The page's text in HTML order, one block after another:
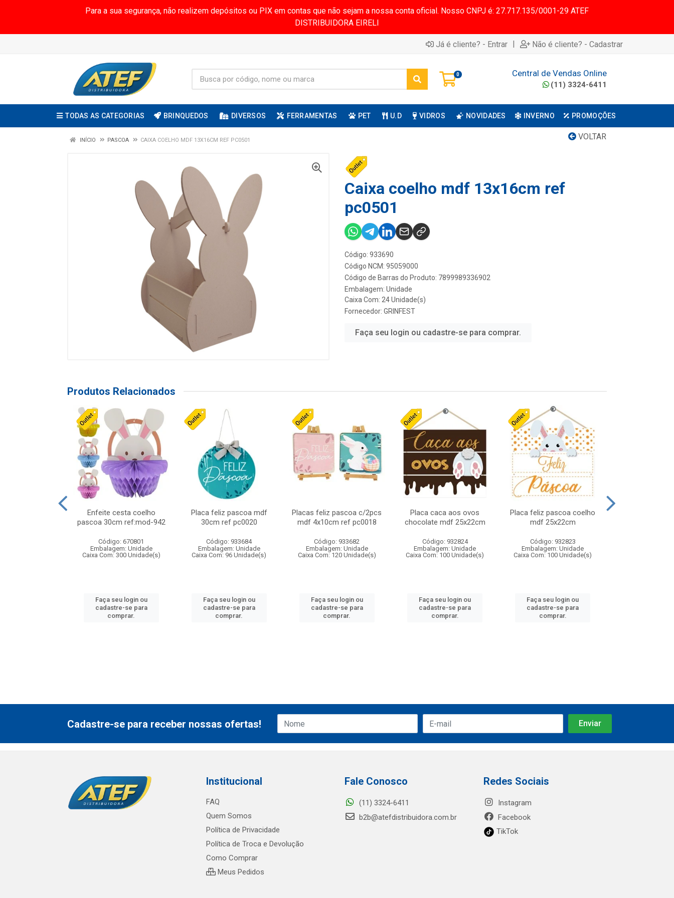
Para a sua segurança, não realizem depósitos ou PIX em contas que não sejam a nossa conta oficial. Nosso CNPJ é: 27.717.135/0001-29 ATEF
DISTRIBUIDORA EIRELI
Já é cliente? - Entrar | Não é cliente? - Cadastrar
0 Central de Vendas Online
(11) 3324-6411
TODAS AS CATEGORIAS BRINQUEDOS DIVERSOS FERRAMENTAS PET U.D VIDROS NOVIDADES INVERNO PROMOÇÕES
VOLTAR
INÍCIO PASCOA CAIXA COELHO MDF 13X16CM REF PC0501
Caixa coelho mdf 13x16cm ref
pc0501
Código: 933690
Código NCM: 95059000
Código de Barras do Produto: 7899989336902
Embalagem: Unidade
Caixa Com: 24 Unidade(s)
Fornecedor: GRINFEST
Faça seu login ou cadastre-se para comprar.
Produtos Relacionados
Enfeite cesta coelho
pascoa 30cm ref:mod-942
Código: 670801
Embalagem: Unidade
Caixa Com: 300 Unidade(s)
Faça seu login ou
cadastre-se para
comprar.
Placa feliz pascoa mdf
30cm ref pc0020
Código: 933684
Embalagem: Unidade
Caixa Com: 96 Unidade(s)
Faça seu login ou
cadastre-se para
comprar.
Placas feliz pascoa c/2pcs
mdf 4x10cm ref pc0018
Código: 933682
Embalagem: Unidade
Caixa Com: 120 Unidade(s)
Faça seu login ou
cadastre-se para
comprar.
Placa caca aos ovos
chocolate mdf 25x22cm
Código: 932824
Embalagem: Unidade
Caixa Com: 100 Unidade(s)
Faça seu login ou
cadastre-se para
comprar.
Placa feliz pascoa coelho
mdf 25x22cm
Código: 932823
Embalagem: Unidade
Caixa Com: 100 Unidade(s)
Faça seu login ou
cadastre-se para
comprar.
Cadastre-se para receber nossas ofertas!
Institucional
FAQ
Quem Somos
Política de Privacidade
Política de Troca e Devolução
Como Comprar
Meus Pedidos
Fale Conosco
(11) 3324-6411
b2b@atefdistribuidora.com.br
Redes Sociais
Instagram
Facebook
TikTok